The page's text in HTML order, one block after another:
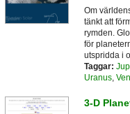
Om
tänkt att
rymden.
för
utspridda i
Taggar:
Uranus,
3-D